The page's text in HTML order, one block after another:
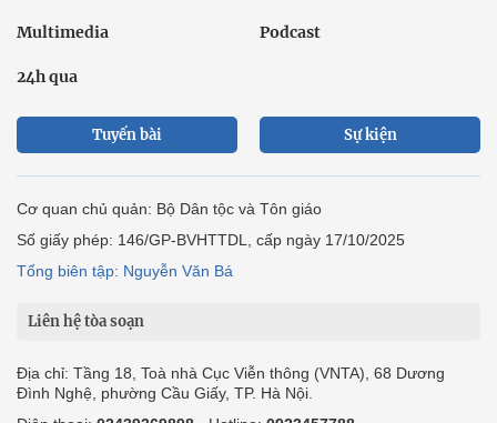
Multimedia Podcast
24h qua
Tuyến bài Sự kiện
Cơ quan chủ quản: Bộ Dân tộc và Tôn giáo
Số giấy phép: 146/GP-BVHTTDL, cấp ngày 17/10/2025
Tổng biên tập: Nguyễn Văn Bá
Liên hệ tòa soạn
Địa chỉ: Tầng 18, Toà nhà Cục Viễn thông (VNTA), 68 Dương
Đình Nghệ, phường Cầu Giấy, TP. Hà Nội.